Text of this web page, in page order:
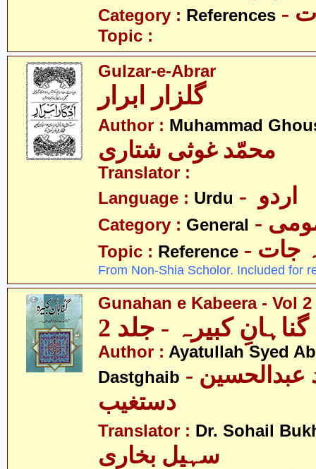
Category : References
Topic :
Gulzar-e-Abrar
گلزار ابرار
Author : Muhammad
محمّد غوثی شتاری
Translator :
Language : Urdu
Category : General
Topic : Reference جات
From Non-Shia Scholor. Included for
Gunahan e Kabeera - Vol 2
گناہانِ کبیرہ - جلد 2
Author : Ayatullah Syed
Dastghaib - آیت اللہ سیّد عبدالحسین
دستغیب
Translator : Dr. Sohail
سہیل بخاری